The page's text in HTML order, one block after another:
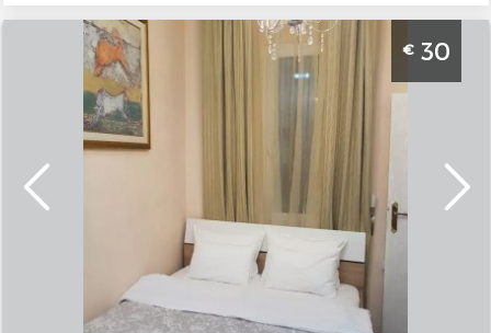
Studio Apartman Eva 6 Beograd Centar
Beograd
Lokacija:Beograd
Adresa:
Pašića 1
Kvadratura : 15 m2
Struktura :
Studio
€30